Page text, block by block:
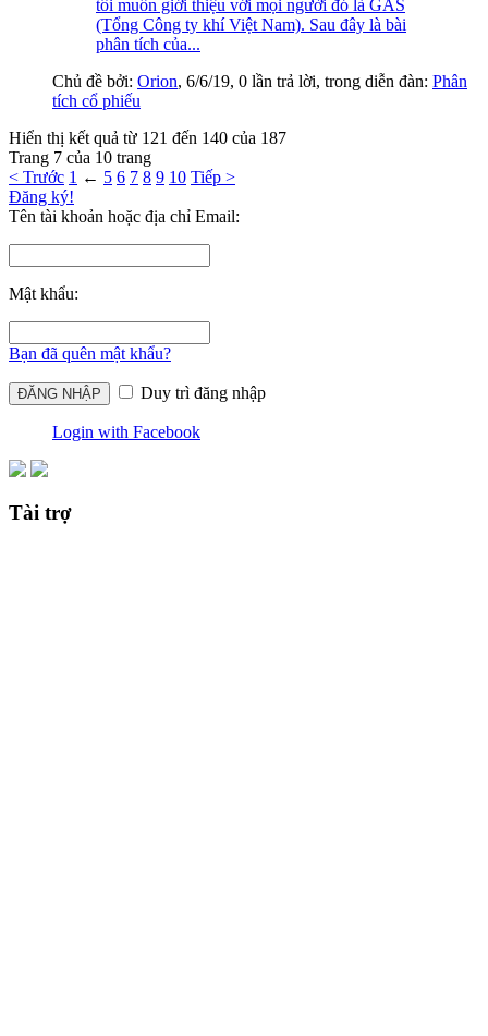
tôi muốn giới thiệu với mọi người đó là GAS
(Tổng Công ty khí Việt Nam). Sau đây là bài
phân tích của...
Chủ đề bởi: Orion, 6/6/19, 0 lần trả lời, trong diễn đàn: Phân
tích cổ phiếu
Hiển thị kết quả từ 121 đến 140 của 187
Trang 7 của 10 trang
< Trước 1 ← 5 6 7 8 9 10 Tiếp >
Đăng ký!
Tên tài khoản hoặc địa chỉ Email:
Mật khẩu:
Bạn đã quên mật khẩu?
Duy trì đăng nhập
Login with Facebook
Tài trợ